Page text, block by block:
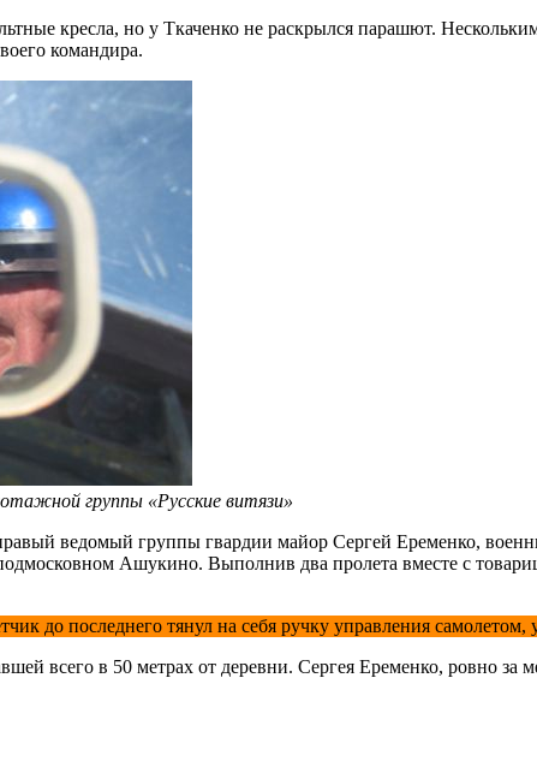
кресла, но у Ткаченко не раскрылся парашют.
командира.
группы «Русские витязи»
ведомый группы гвардии майор Сергей Еременко,
Ашукино. Выполнив два пролета вместе с
до последнего тянул на себя ручку управления
всего в 50 метрах от деревни. Сергея Еременко, ровно